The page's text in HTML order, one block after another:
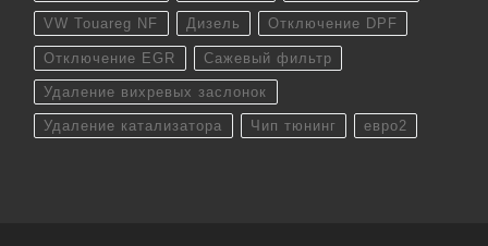
VW Touareg NF Дизель Отключение DPF
Отключение EGR Сажевый фильтр
Удаление вихревых заслонок
Удаление катализатора Чип тюнинг евро2